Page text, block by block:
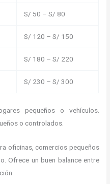
S/ 50 – S/ 80
S/ 120 – S/ 150
S/ 180 – S/ 220
S/ 230 – S/ 300
pequeños o vehículos.
o controlados.
oficinas, comercios pequeños
Ofrece un buen balance entre